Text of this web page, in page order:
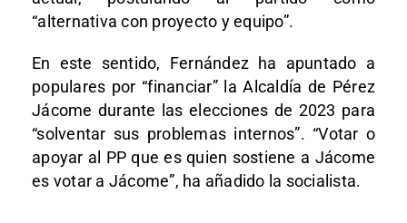
“alternativa con proyecto y equipo”.
En este sentido, Fernández ha apuntado a
populares por “financiar” la Alcaldía de Pérez
Jácome durante las elecciones de 2023 para
“solventar sus problemas internos”. “Votar o
apoyar al PP que es quien sostiene a Jácome
es votar a Jácome”, ha añadido la socialista.